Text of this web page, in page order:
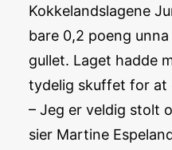
Kokkelandslagene
bare 0,2 poeng
gullet. Laget hadde
tydelig skuffet for at
– Jeg er veldig stolt
sier Martine